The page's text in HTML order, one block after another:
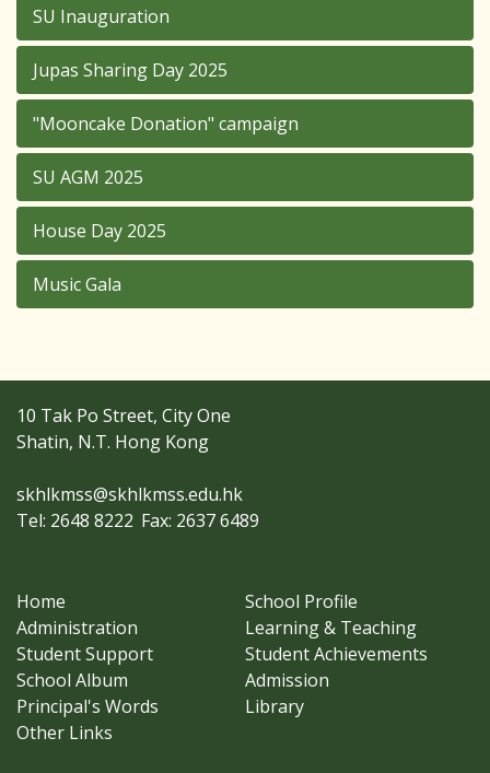
SU Inauguration
Jupas Sharing Day 2025
"Mooncake Donation" campaign
SU AGM 2025
House Day 2025
Music Gala
10 Tak Po Street, City One
Shatin, N.T. Hong Kong
skhlkmss@skhlkmss.edu.hk
Tel: 2648 8222 Fax: 2637 6489
Home
School Profile
Administration
Learning & Teaching
Student Support
Student Achievements
School Album
Admission
Principal's Words
Library
Other Links